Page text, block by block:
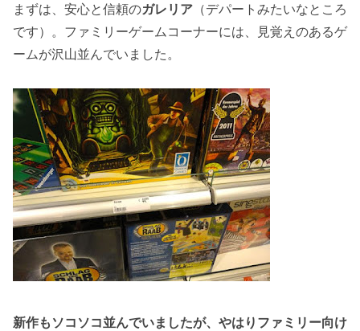
まずは、安心と信頼のガレリア （デパートみたいなところ
です）。ファミリーゲームコーナーには、見覚えのあるゲ
ームが沢山並んでいました。
新作もソコソコ並んでいましたが、やはりファミリー向け